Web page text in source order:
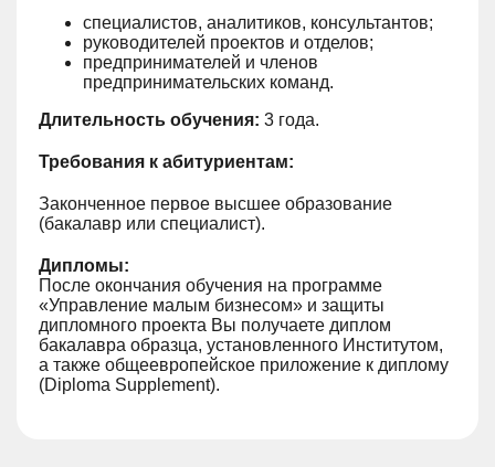
специалистов, аналитиков, консультантов;
руководителей проектов и отделов;
предпринимателей и членов
предпринимательских команд.
Длительность обучения: 3 года.
Требования к абитуриентам:
Законченное первое высшее образование
(бакалавр или специалист).
Дипломы:
После окончания обучения на программе
«Управление малым бизнесом» и защиты
дипломного проекта Вы получаете диплом
бакалавра образца, установленного Институтом,
а также общеевропейское приложение к диплому
(Diploma Supplement).